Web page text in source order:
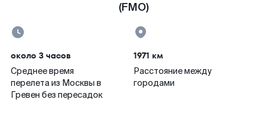
(FMO)
около 3 часов
Среднее время
перелета из Москвы в
Гревен без пересадок
1971 км
Расстояние между
городами